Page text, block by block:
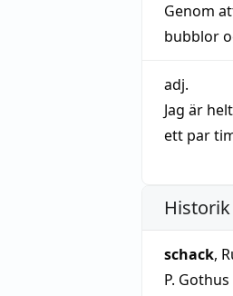
Genom
bubblor
adj.
Jag är helt
ett par
schack,
P.